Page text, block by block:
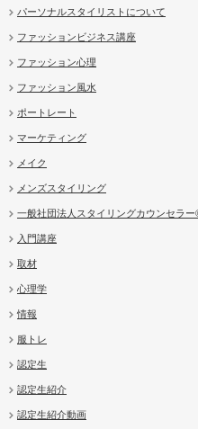
パーソナルスタイリストについて
ファッションビジネス講座
ファッション心理
ファッション風水
ポートレート
マーケティング
メイク
メンズスタイリング
一般社団法人スタイリングカウンセラ
入門講座
取材
心理学
情報
服トレ
認定生
認定生紹介
認定生紹介動画